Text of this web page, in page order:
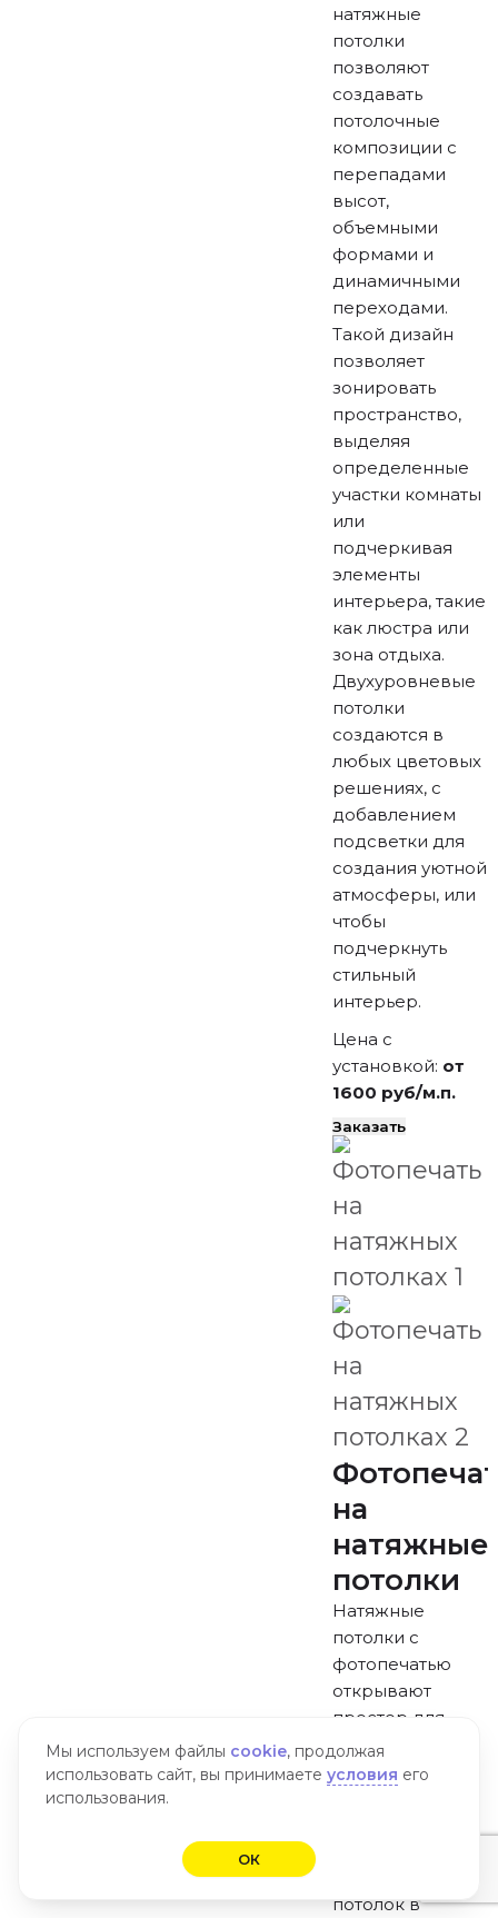
натяжные
потолки
позволяют
создавать
потолочные
композиции с
перепадами
высот,
объемными
формами и
динамичными
переходами.
Такой дизайн
позволяет
зонировать
пространство,
выделяя
определенные
участки комнаты
или
подчеркивая
элементы
интерьера, такие
как люстра или
зона отдыха.
Двухуровневые
потолки
создаются в
любых цветовых
решениях, с
добавлением
подсветки для
создания уютной
атмосферы, или
чтобы
подчеркнуть
стильный
интерьер.
Цена с
установкой: от
1600 руб/м.п.
Заказать
на
натяжные
потолки
Натяжные
потолки с
фотопечатью
открывают
простор для
воплощения
самых смелых
потолок в
Мы используем файлы cookie, продолжая
использовать сайт, вы принимаете условия его
использования.
ОК